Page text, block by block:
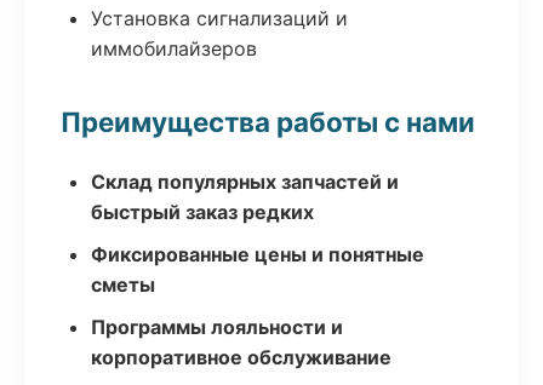
Установка сигнализаций и
иммобилайзеров
Преимущества работы с нами
Склад популярных запчастей и
быстрый заказ редких
Фиксированные цены и понятные
сметы
Программы лояльности и
корпоративное обслуживание